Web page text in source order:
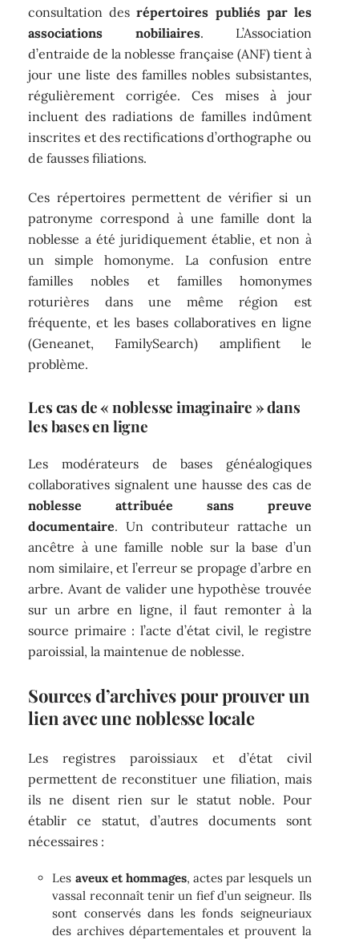
consultation desrépertoires publiés par les
associations nobiliaires. L’Association
d’entraide de la noblesse française (ANF) tient à
jour une liste des familles nobles subsistantes,
régulièrement corrigée. Ces mises à jour
incluent des radiations de familles indûment
inscrites et des rectifications d’orthographe ou
de fausses filiations.
Ces répertoires permettent de vérifier si un
patronyme correspond à une famille dont la
noblesse a été juridiquement établie, et non à
un simple homonyme. La confusion entre
familles nobles et familles homonymes
roturières dans une même région est
fréquente, et les bases collaboratives en ligne
(Geneanet, FamilySearch) amplifient le
problème.
Les cas de « noblesse imaginaire » dans
les bases en ligne
Les modérateurs de bases généalogiques
collaboratives signalent une hausse des cas de
noblesse attribuée sans preuve
documentaire. Un contributeur rattache un
ancêtre à une famille noble sur la base d’un
nom similaire, et l’erreur se propage d’arbre en
arbre. Avant de valider une hypothèse trouvée
sur un arbre en ligne, il faut remonter à la
source primaire : l’acte d’état civil, le registre
paroissial, la maintenue de noblesse.
Sources d’archives pour prouver un
lien avec une noblesse locale
Les registres paroissiaux et d’état civil
permettent de reconstituer une filiation, mais
ils ne disent rien sur le statut noble. Pour
établir ce statut, d’autres documents sont
nécessaires :
Les aveux et hommages, actes par lesquels un
vassal reconnaît tenir un fief d’un seigneur. Ils
sont conservés dans les fonds seigneuriaux
des archives départementales et prouvent la